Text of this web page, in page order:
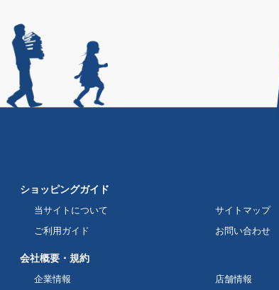
ショッピングガイド
当サイトについて サイトマップ
ご利用ガイド
お問い合わせ
会社概要・規約
企業情報 店舗情報